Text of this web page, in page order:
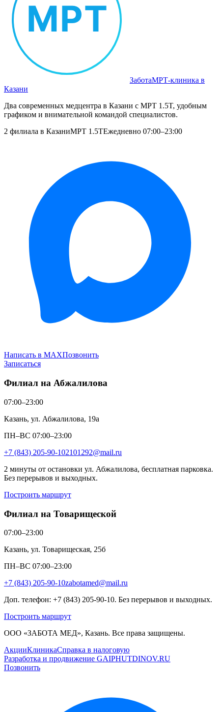
ЗаботаМРТ‑клиника в
Казани
Два современных медцентра в Казани с МРТ 1.5T, удобным
графиком и внимательной командой специалистов.
2 филиала в КазаниМРТ 1.5TЕжедневно 07:00–23:00
Написать в MAXПозвонить
Записаться
Филиал на Абжалилова
07:00–23:00
Казань, ул. Абжалилова, 19а
ПН–ВС 07:00–23:00
+7 (843) 205-90-102101292@mail.ru
2 минуты от остановки ул. Абжалилова, бесплатная парковка.
Без перерывов и выходных.
Построить маршрут
Филиал на Товарищеской
07:00–23:00
Казань, ул. Товарищеская, 25б
ПН–ВС 07:00–23:00
+7 (843) 205-90-10zabotamed@mail.ru
Доп. телефон: +7 (843) 205-90-10. Без перерывов и выходных.
Построить маршрут
ООО «ЗАБОТА МЕД», Казань. Все права защищены.
АкцииКлиникаСправка в налоговую
Разработка и продвижение GAIPHUTDINOV.RU
Позвонить